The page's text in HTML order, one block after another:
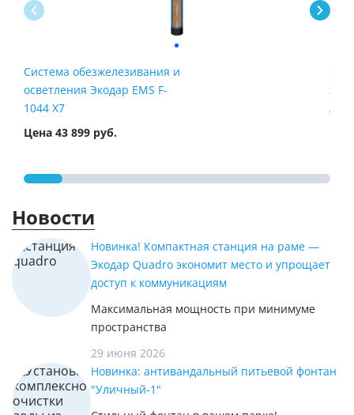
Система обезжелезивания и
осветления Экодар EMS F-
1044 X7
Цена 43 899 руб.
Новости
Новинка! Компактная станция на раме —
Экодар Quadro экономит место и упрощает
доступ к коммуникациям
Максимальная мощность при минимуме
пространства
29 июня 2026
Новинка: антивандальный питьевой фонтан
"Уличный-1"